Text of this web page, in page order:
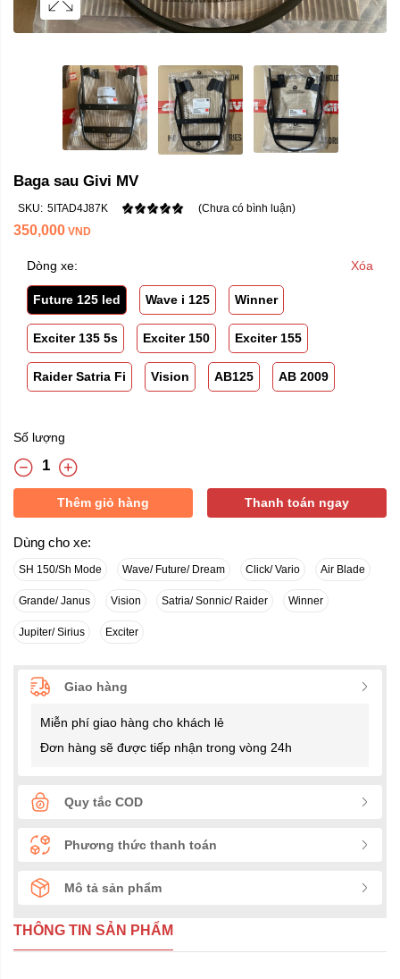
Baga sau Givi MV
SKU: 5ITAD4J87K (Chưa có bình luận)
350,000 VND
Dòng xe: Xóa
Future 125 led Wave i 125 Winner
Exciter 135 5s Exciter 150 Exciter 155
Raider Satria Fi Vision AB125 AB 2009
Số lượng
Thêm giỏ hàng Thanh toán ngay
Dùng cho xe:
SH 150/Sh Mode Wave/ Future/ Dream Click/ Vario Air Blade
Grande/ Janus Vision Satria/ Sonnic/ Raider Winner
Jupiter/ Sirius Exciter
Giao hàng
Miễn phí giao hàng cho khách lẻ
Đơn hàng sẽ được tiếp nhận trong vòng 24h
Quy tắc COD
Phương thức thanh toán
Mô tả sản phẩm
THÔNG TIN SẢN PHẨM